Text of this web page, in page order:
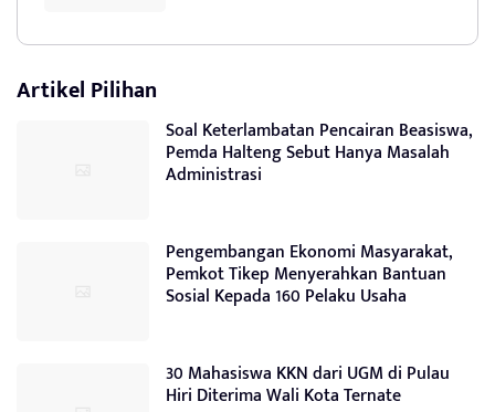
Artikel Pilihan
Soal Keterlambatan Pencairan Beasiswa,
Pemda Halteng Sebut Hanya Masalah
Administrasi
Pengembangan Ekonomi Masyarakat,
Pemkot Tikep Menyerahkan Bantuan
Sosial Kepada 160 Pelaku Usaha
30 Mahasiswa KKN dari UGM di Pulau
Hiri Diterima Wali Kota Ternate